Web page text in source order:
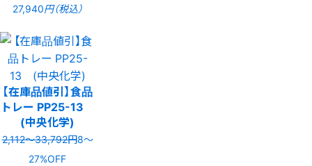
27,940円（税込）
【在庫品値引】食品
トレー PP25-13
(中央化学)
2,112〜33,792円8〜
27%OFF